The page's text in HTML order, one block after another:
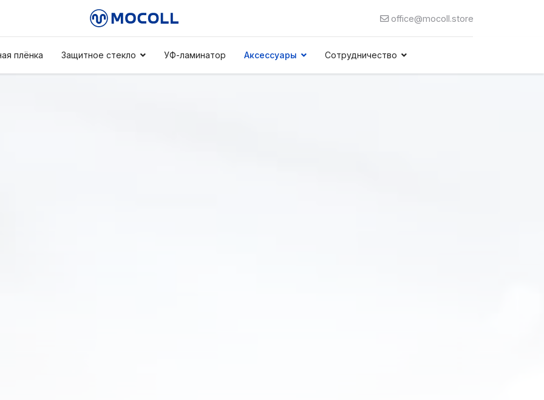
office@mocoll.store
плёнка Защитное стекло УФ-ламинатор Аксессуары Сотрудничество